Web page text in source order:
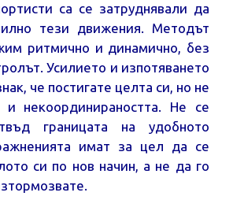
са се затруднявали да
тези движения. Методът
ритмично и динамично, без
Усилието и изпотяването
че постигате целта си, но не
и некоординираността. Не се
границата на удобното
имат за цел да се
си по нов начин, а не да го